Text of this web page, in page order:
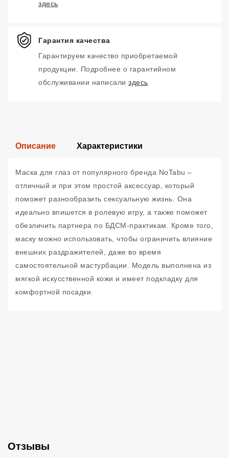
здесь
Гарантия качества
Гарантируем качество приобретаемой
продукции. Подробнее о гарантийном
обслуживании написали здесь
Описание Характеристики
Маска для глаз от популярного бренда NoTabu –
отличный и при этом простой аксессуар, который
поможет разнообразить сексуальную жизнь. Она
идеально впишется в ролевую игру, а также поможет
обезличить партнера по БДСМ-практикам. Кроме того,
маску можно использовать, чтобы ограничить влияние
внешних раздражителей, даже во время
самостоятельной мастурбации. Модель выполнена из
мягкой искусственной кожи и имеет подкладку для
комфортной посадки.
Отзывы